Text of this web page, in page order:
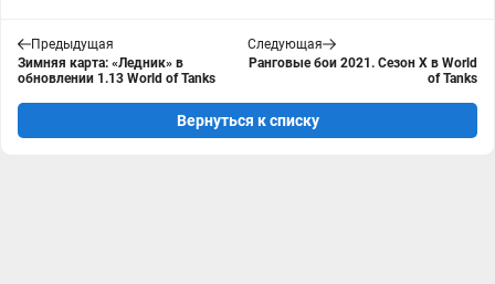
Предыдущая
Зимняя карта: «Ледник» в
обновлении 1.13 World of Tanks
Следующая
Ранговые бои 2021. Сезон Х в World
of Tanks
Вернуться к списку